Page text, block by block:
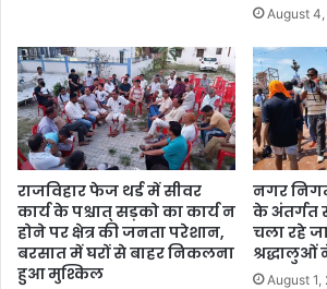
August
राजविहार फेज थर्ड में सीवर
कार्य के पश्चात् सड़को का कार्य न
होने पर क्षेत्र की जनता परेशान,
बरसात में घरों से बाहर निकलना
हुआ मुश्किल
नगर
के अंतर्गत
चला रहे
श्रद्धालुओं
August 1,